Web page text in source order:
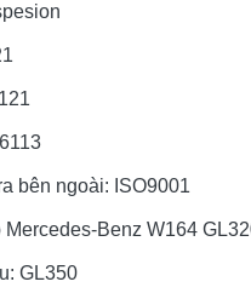
bên ngoài: ISO9001
Benz W164
GL350